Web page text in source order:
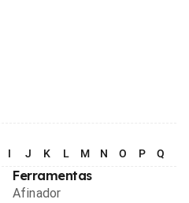
I J K L M N O P Q
Ferramentas
Afinador